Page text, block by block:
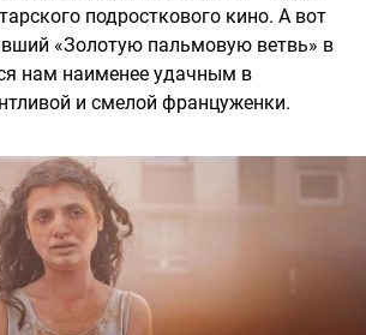
подросткового кино. А вот
«Золотую пальмовую ветвь» в
нам наименее удачным в
и смелой француженки.